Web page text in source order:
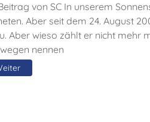
von SC In unserem
Aber seit dem 24. August
Aber wieso zählt er nicht mehr
nennen